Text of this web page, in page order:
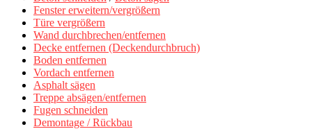
Fenster erweitern/vergrößern
Türe vergrößern
Wand durchbrechen/entfernen
Decke entfernen (Deckendurchbruch)
Boden entfernen
Vordach entfernen
Asphalt sägen
Treppe absägen/entfernen
Fugen schneiden
Demontage / Rückbau